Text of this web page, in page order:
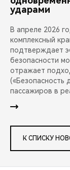
ударами
В апреле 2026
комплексный
подтверждает
безопасности
отражает
(«Безопасность
пассажиров в
К СПИСКУ